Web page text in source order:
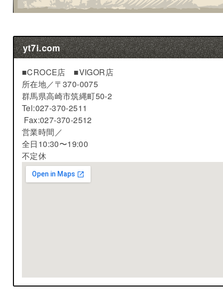
yt7i.com
■CROCE店 ■VIGOR店
所在地／〒370-0075
群馬県高崎市筑縄町50-2
Tel:027-370-2511
Fax:027-370-2512
営業時間／
全日10:30〜19:00
不定休